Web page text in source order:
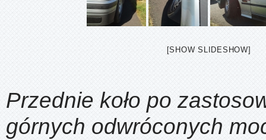
[SHOW SLIDESHOW]
Przednie koło po
górnych odwróconych